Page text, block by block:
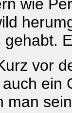
wie
gehabt.
vor
ein
man